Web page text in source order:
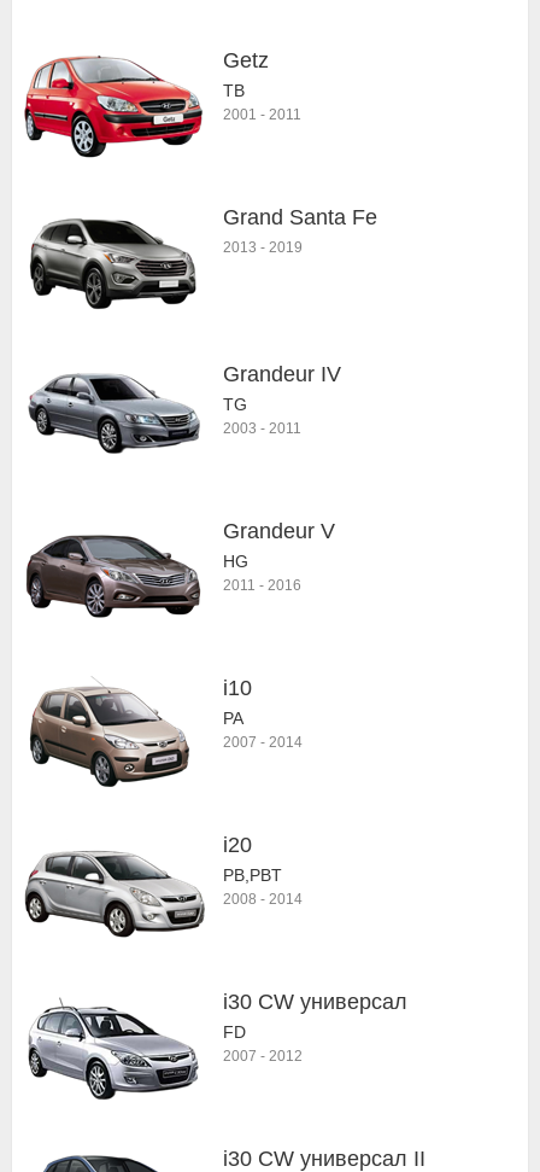
Getz
TB
2001 - 2011
Grand Santa Fe
2013 - 2019
Grandeur IV
TG
2003 - 2011
Grandeur V
HG
2011 - 2016
i10
PA
2007 - 2014
i20
PB,PBT
2008 - 2014
i30 CW универсал
FD
2007 - 2012
i30 CW универсал II